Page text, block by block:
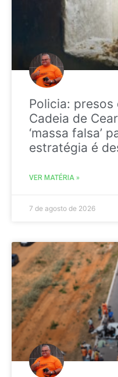
Policia:
Cadeia de
‘massa falsa’
estratégia é
VER MATÉRIA »
7 de agosto de 2026